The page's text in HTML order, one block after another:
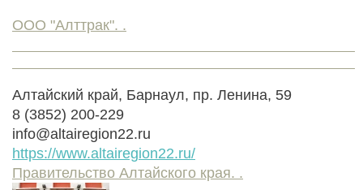
ООО "Алттрак". .
Алтайский край, Барнаул, пр. Ленина, 59
8 (3852) 200-229
info@altairegion22.ru
https://www.altairegion22.ru/
Правительство Алтайского края. .